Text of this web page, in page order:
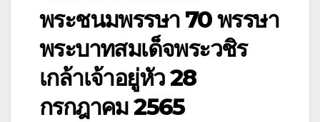
พระชนมพรรษา 70 พรรษา
พระบาทสมเด็จพระวชิร
เกล้าเจ้าอยู่หัว 28
กรกฎาคม 2565